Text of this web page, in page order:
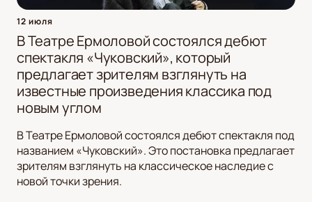
12 июля
В Театре Ермоловой состоялся дебют
спектакля «Чуковский», который
предлагает зрителям взглянуть на
известные произведения классика под
новым углом
В Театре Ермоловой состоялся дебют спектакля под
названием «Чуковский». Это постановка предлагает
зрителям взглянуть на классическое наследие с
новой точки зрения.